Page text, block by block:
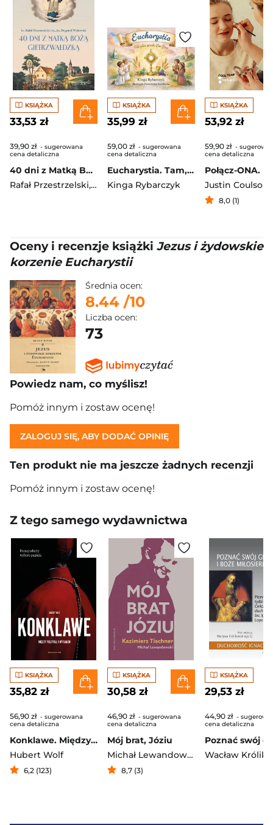
KSIĄŻKA
33,53 zł
39,90 zł - sugerowana
cena detaliczna
40 dni z Matką Bożą Gietrzwałdzką
Rafał Przestrzelski, Bogumił Wykowski
KSIĄŻKA
35,99 zł
59,00 zł - sugerowana
cena detaliczna
Eucharystia. Tam, gdzie mieszka Pan Jezus
Kinga Rybarczyk
KSIĄŻKA
53,92 zł
59,90 zł -
cena detaliczna
Justin Coulson
8,0 (1)
Oceny i recenzje książki Jezus i żydowskie
korzenie Eucharystii
Średnia ocen:
8.44 /10
Liczba ocen:
73
Powiedz nam, co myślisz!
Pomóż innym i zostaw ocenę!
ZALOGUJ SIĘ, ABY DODAĆ OPINIĘ
Ten produkt nie ma jeszcze żadnych recenzji
Pomóż innym i zostaw ocenę!
Z tego samego wydawnictwa
KSIĄŻKA
35,82 zł
56,90 zł - sugerowana
cena detaliczna
Konklawe. Między polityką a rytuałem
Hubert Wolf
6,2 (123)
KSIĄŻKA
30,58 zł
46,90 zł - sugerowana
cena detaliczna
Mój brat, Józiu
Michał Lewandowski
Kazimierz
8,7 (3)
KSIĄŻKA
29,53 zł
44,90 zł -
cena detaliczna
Wacław